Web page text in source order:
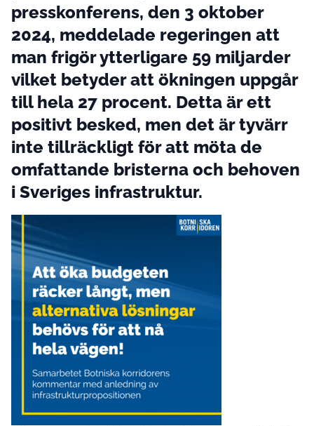
presskonferens, den 3 oktober
2024, meddelade regeringen att
man frigör ytterligare 59 miljarder
vilket betyder att ökningen uppgår
till hela 27 procent. Detta är ett
positivt besked, men det är tyvärr
inte tillräckligt för att möta de
omfattande bristerna och behoven
i Sveriges infrastruktur.